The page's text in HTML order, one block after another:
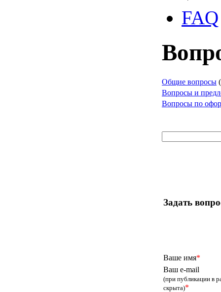
FAQ
Общие вопросы
Вопросы и
Вопросы по
Задать
Ваше имя*
Ваш e-mail
(при публикации в
скрыта)*